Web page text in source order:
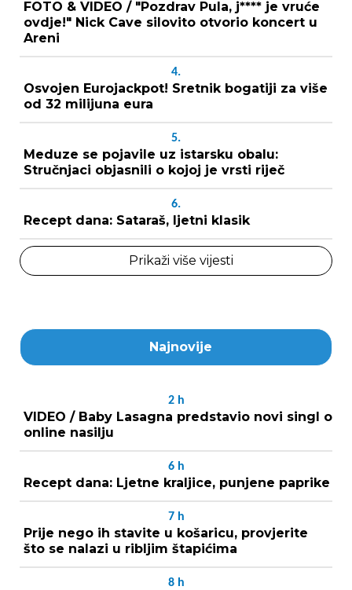
FOTO & VIDEO / "Pozdrav Pula, j**** je vruće
ovdje!" Nick Cave silovito otvorio koncert u
Areni
4.
Osvojen Eurojackpot! Sretnik bogatiji za više
od 32 milijuna eura
5.
Meduze se pojavile uz istarsku obalu:
Stručnjaci objasnili o kojoj je vrsti riječ
6.
Recept dana: Sataraš, ljetni klasik
Prikaži više vijesti
Najnovije
2 h
VIDEO / Baby Lasagna predstavio novi singl o
online nasilju
6 h
Recept dana: Ljetne kraljice, punjene paprike
7 h
Prije nego ih stavite u košaricu, provjerite
što se nalazi u ribljim štapićima
8 h